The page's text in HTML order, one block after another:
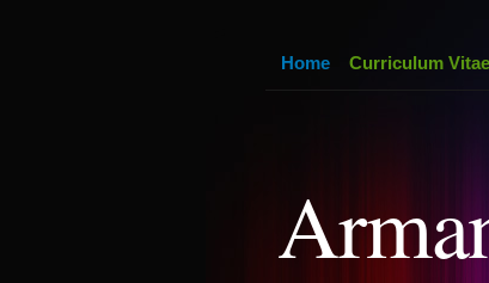
Home Curriculum Vitae